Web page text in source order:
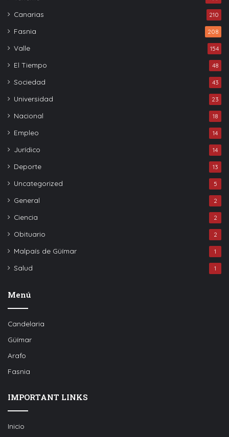
Canarias 210
Fasnia 208
Valle 154
El Tiempo 48
Sociedad 43
Universidad 23
Nacional 18
Empleo 14
Jurídico 14
Deporte 13
Uncategorized 5
General 2
Ciencia 2
Obituario 2
Malpaís de Güímar 1
Salud 1
Menú
Candelaria
Güímar
Arafo
Fasnia
IMPORTANT LINKS
Inicio